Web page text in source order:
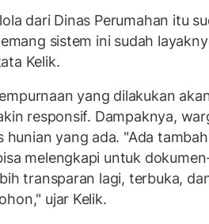
dari Dinas Perumahan itu
sistem ini sudah
Kelik.
yang dilakukan
responsif. Dampaknya,
hunian yang ada. "Ada
melengkapi untuk
transparan lagi, terbuka,
ujar Kelik.